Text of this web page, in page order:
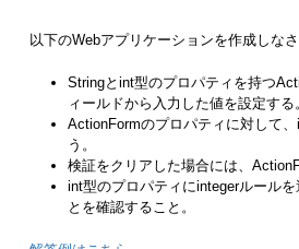
以下のWebアプリケーションを作成しなさ
Stringとint型のプロパティを持つ
ィールドから入力した値を設定する
ActionFormのプロパティに対して
う。
検証をクリアした場合には、
int型のプロパティにintegerルール
とを確認すること。